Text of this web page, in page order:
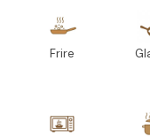
Frire